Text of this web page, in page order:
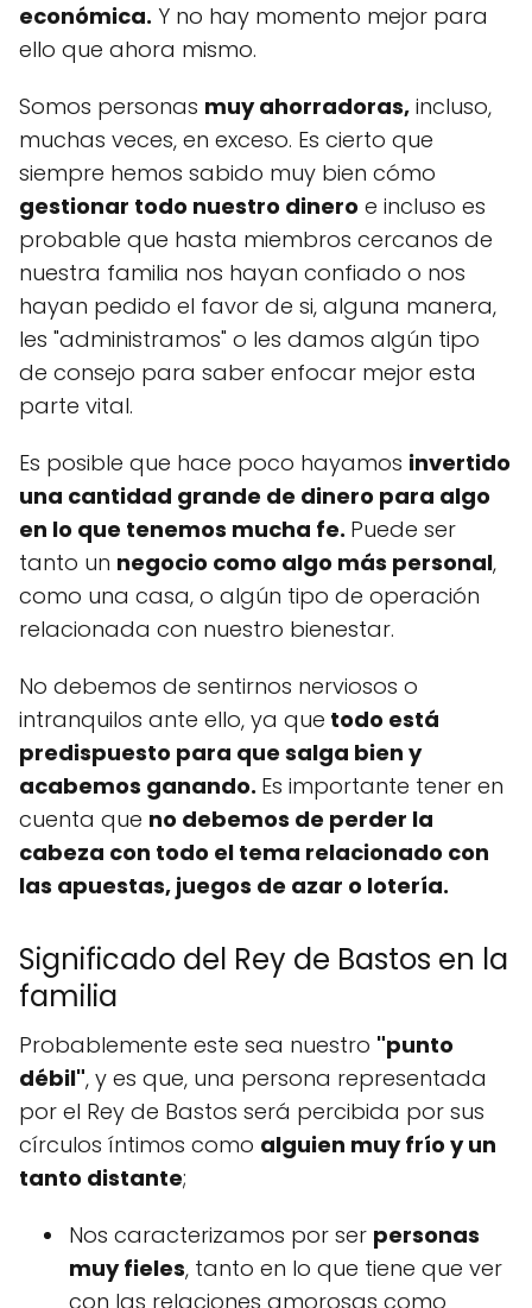
económica. Y no hay momento mejor para
ello que ahora mismo.
Somos personas muy ahorradoras, incluso,
muchas veces, en exceso. Es cierto que
siempre hemos sabido muy bien cómo
gestionar todo nuestro dinero e incluso es
probable que hasta miembros cercanos de
nuestra familia nos hayan confiado o nos
hayan pedido el favor de si, alguna manera,
les "administramos" o les damos algún tipo
de consejo para saber enfocar mejor esta
parte vital.
Es posible que hace poco hayamos invertido
una cantidad grande de dinero para algo
en lo que tenemos mucha fe. Puede ser
tanto un negocio como algo más personal,
como una casa, o algún tipo de operación
relacionada con nuestro bienestar.
No debemos de sentirnos nerviosos o
intranquilos ante ello, ya que todo está
predispuesto para que salga bien y
acabemos ganando. Es importante tener en
cuenta que no debemos de perder la
cabeza con todo el tema relacionado con
las apuestas, juegos de azar o lotería.
Significado del Rey de Bastos en la
familia
Probablemente este sea nuestro "punto
débil", y es que, una persona representada
por el Rey de Bastos será percibida por sus
círculos íntimos como alguien muy frío y un
tanto distante;
Nos caracterizamos por ser personas
muy fieles, tanto en lo que tiene que ver
con las relaciones amorosas como